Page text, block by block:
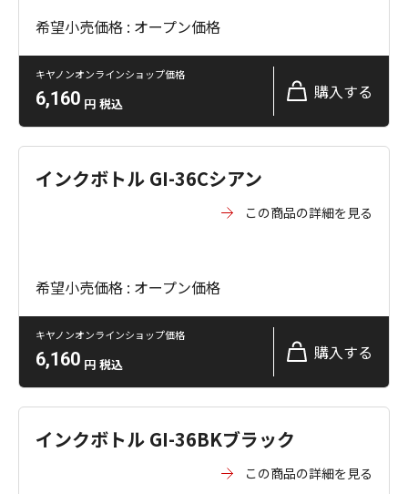
希望小売価格 : オープン価格
キヤノンオンラインショップ価格
6,160 円 税込
購入する
インクボトル GI-36Cシアン
この商品の詳細を見る
希望小売価格 : オープン価格
キヤノンオンラインショップ価格
6,160 円 税込
購入する
インクボトル GI-36BKブラック
この商品の詳細を見る